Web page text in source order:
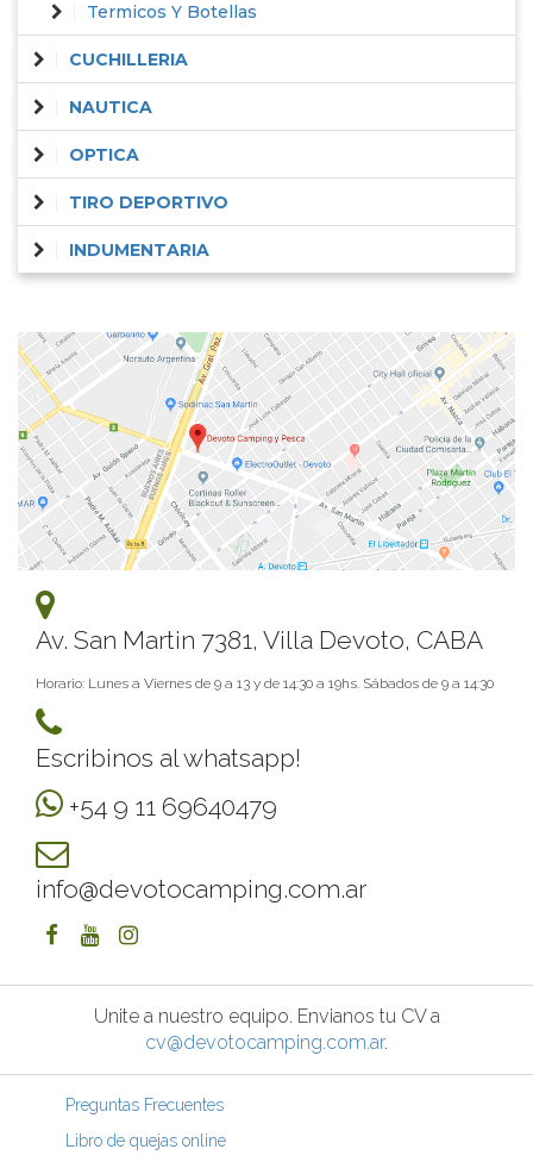
Termicos Y Botellas
CUCHILLERIA
NAUTICA
OPTICA
TIRO DEPORTIVO
INDUMENTARIA
Av. San Martin 7381, Villa Devoto, CABA
Horario: Lunes a Viernes de 9 a 13 y de 14:30 a 19hs. Sábados de 9 a 14:30
Escribinos al whatsapp!
+54 9 11 69640479
info@devotocamping.com.ar
Unite a nuestro equipo. Envianos tu CV a
cv@devotocamping.com.ar.
Preguntas Frecuentes
Libro de quejas online